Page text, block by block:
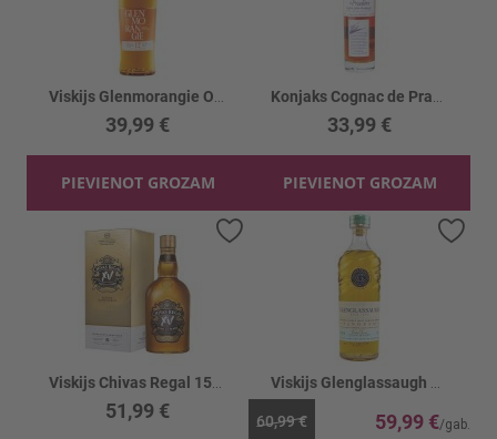
39,99 €
PIEVIENOT GROZAM
33,99 €
PIEVIENOT GROZAM
51,99 €
Pievienot vēlmju sarakstam
60,99 € 59,99 €